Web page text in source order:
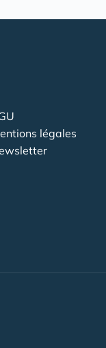
légales